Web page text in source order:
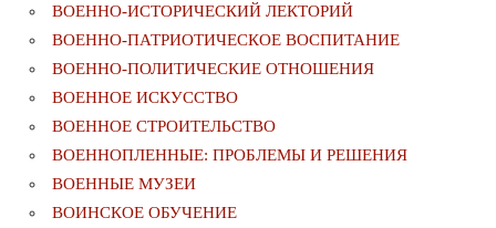
ВОЕННО-ИСТОРИЧЕСКИЙ ЛЕКТОРИЙ
ВОЕННО-ПАТРИОТИЧЕСКОЕ ВОСПИТАНИЕ
ВОЕННО-ПОЛИТИЧЕСКИE ОТНОШЕНИЯ
ВОЕННОЕ ИСКУССТВО
ВОЕННОЕ СТРОИТЕЛЬСТВО
ВОЕННОПЛЕННЫЕ: ПРОБЛЕМЫ И РЕШЕНИЯ
ВОЕННЫЕ МУЗЕИ
ВОИНСКОЕ ОБУЧЕНИЕ